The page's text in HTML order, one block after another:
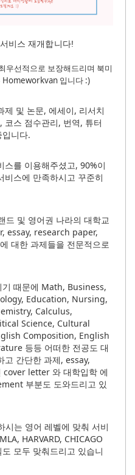
비스 재개합니다!
우선적으로 보장해드리며 북미
Homeworkvan 입니다 :)
제 및 논문, 에세이, 리서치
스 점수관리, 번역, 튜터
니다.
스를 이용해주셨고, 90%이
스에 만족하시고 꾸준히
드 및 영어권 나라의 대학교
essay, research paper,
대한 과제들을 전문적으로
기 때문에 Math, Business,
Education, Nursing,
Calculus,
Science, Cultural
Composition, English
등등 어떠한 전공도 대
고 간단한 과제, essay,
cover letter 와 대학입학 에
부분도 도와드리고 있
시는 영어 레벨에 맞춰 서비
HARVARD, CHICAGO
모두 맞춰드리고 있습니